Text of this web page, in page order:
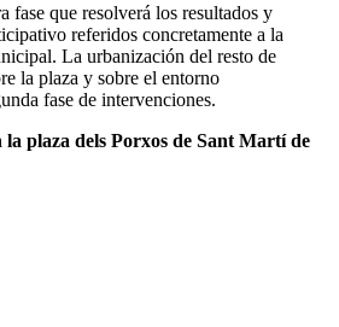
fase que resolverá los resultados y
referidos concretamente a la
La urbanización del resto de
la plaza y sobre el entorno
fase de intervenciones.
la plaza dels Porxos de Sant Martí de